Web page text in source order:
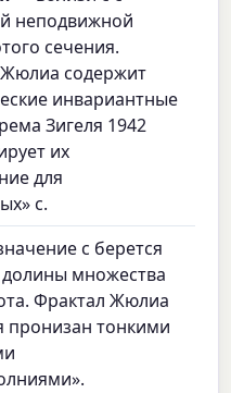
неподвижной
сечения.
содержит
инвариантные
Зигеля 1942
их
для
c.
c берется
множества
Фрактал Жюлиа
пронизан тонкими